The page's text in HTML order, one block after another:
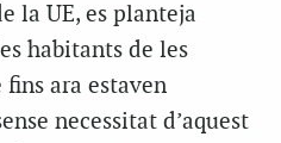
la UE, es planteja
habitants de les
ara estaven
necessitat d’aquest